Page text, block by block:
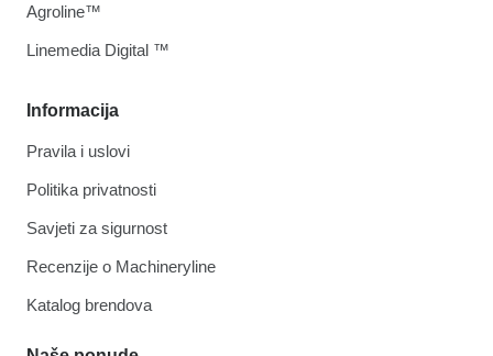
Informacija
Pravila i uslovi
Politika privatnosti
Savjeti za sigurnost
Recenzije o Machineryline
Katalog brendova
Agroline™
Linemedia Digital ™